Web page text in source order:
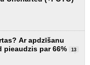
Ar apdzīšanu
par 66%
13